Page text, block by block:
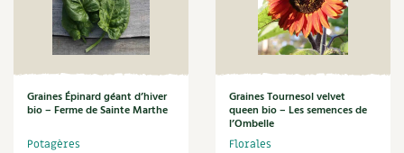
Dossier4 saisons
Actualités
Vidéos et podcasts
Conseils vidéo des
Graines Épinard géant d’hiver
bio – Ferme de Sainte Marthe
Potagères
Graines Tournesol velvet
queen bio – Les semences de
l’Ombelle
Florales